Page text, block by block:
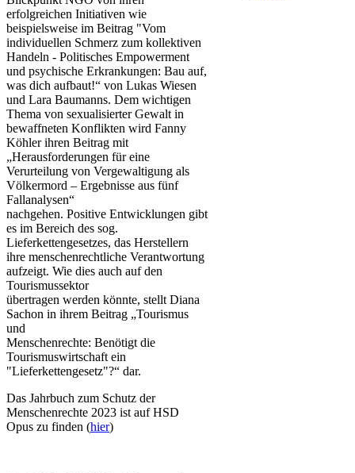
erfolgreichen Initiativen wie
beispielsweise im Beitrag "Vom
individuellen Schmerz zum kollektiven
Handeln - Politisches Empowerment
und psychische Erkrankungen: Bau auf,
was dich aufbaut!“ von Lukas Wiesen
und Lara Baumanns. Dem wichtigen
Thema von sexualisierter Gewalt in
bewaffneten Konflikten wird Fanny
Köhler ihren Beitrag mit
„Herausforderungen für eine
Verurteilung von Vergewaltigung als
Völkermord – Ergebnisse aus fünf
Fallanalysen“
nachgehen. Positive Entwicklungen gibt
es im Bereich des sog.
Lieferkettengesetzes, das Herstellern
ihre menschenrechtliche Verantwortung
aufzeigt. Wie dies auch auf den
Tourismussektor
übertragen werden könnte, stellt Diana
Sachon in ihrem Beitrag „Tourismus
und
Menschenrechte: Benötigt die
Tourismuswirtschaft ein
"Lieferkettengesetz"?“ dar.
Das Jahrbuch zum Schutz der
Menschenrechte 2023 ist auf HSD
Opus zu finden (hier)